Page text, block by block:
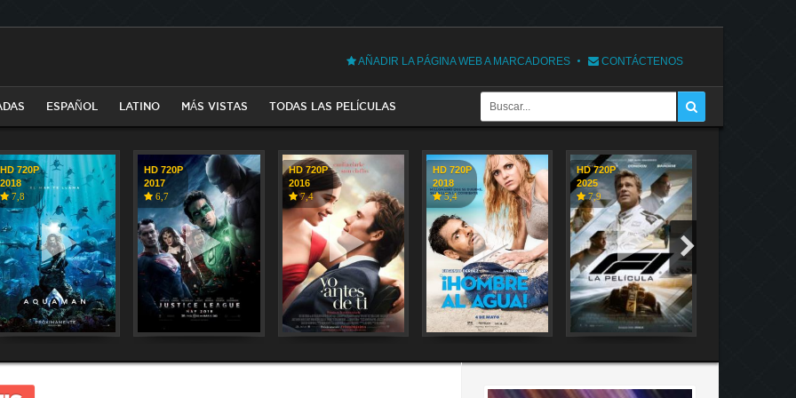
AÑADIR LA PÁGINA WEB A MARCADORES CONTÁCTENOS
ESPAÑOL LATINO MÁS VISTAS TODAS LAS PELÍCULAS
HD 720P
2018
7,8
HD 720P
2017
6,7
HD 720P
2016
7,4
HD 720P
2018
5,4
HD 720P
2025
7,9